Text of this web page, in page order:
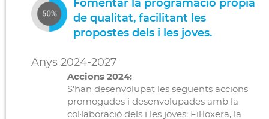
Fomentar la programació pròpia
de qualitat, facilitant les
propostes dels i les joves.
Anys 2024-2027
Accions 2024:
S'han desenvolupat les següents accions
promogudes i desenvolupades amb la
col·laboració dels i les joves: Fil·loxera, la